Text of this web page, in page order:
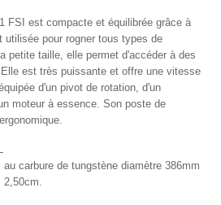
FSI est compacte et équilibrée grâce à
pour rogner tous types de
petite taille, elle permet d'accéder à des
est très puissante et offre une vitesse
d'un pivot de rotation, d'un
moteur à essence. Son poste de
carbure de tungstène diamètre 386mm